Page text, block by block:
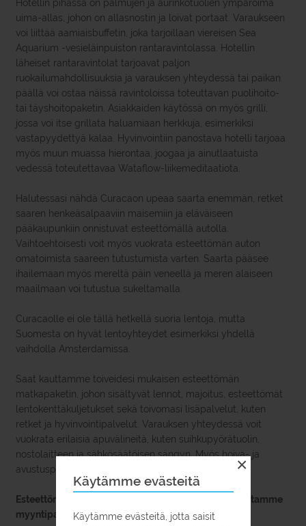
Käytämme evästeitä
Käytämme evästeitä, jotta saisit
×
Hotellin pihassa on palmujen ja aurinkotuolien ympäröimä
uima-allas, johon on allasnostin ja loivat portaat. Varaukseen
voi liittää aamiaisbuffetin, joka tarjoillaan viereisen Sea
Aquarium -vesieläinpuiston rantaravintolassa. Hotellin
läheiset rantaravintolat tarjoavat paljon
ruokailumahdollisuuksia ja varauksen yhteydessä tai paikan
päällä voi ostaa näissä ravintoloissa toteuttavan puolihoito-
tai täyshoitopaketin. Asiakkaiden käytössä on myös grilli,
jossa voi itse grillata haluamiaan herkkuja, esimerkiksi
vastapyydettyä kalaa. Hyvinvointiin panostava hotelli tarjoaa
myös muun muassa hierontaa, joogaa ja ainutlaatuista
vedessä toteutettavaa Wataflow-liikemeditaatiota.
Halutessasi nähdä Curacaon upeaa saarta enemmän, retket
saaren henkeäsalpaaviin maisemiin ja eläväiseen
pääkaupunkiin onnistuvat esteettömällä autolla.
Vaihtoehtoisesti voit myös vuokrata esteettömän auton
omatoimista saareen tutustumista varten. Saarta pääsee
ihailemaan myös mereltä päin veneellä ja meren alaiseen
maailmaan voi tutustua sukeltamalla.
Curacaolle ei ole tällä hetkellä suoria lentoja, mutta
Suomesta on hyvät lentoyhteydet esimerkiksi yhdellä
vaihdolla Amsterdamissa.
Saat kauttamme toiveidesi mukaisen esteettömän
matkapaketin, johon sisältyvät lennot, majoitus, esteettömät
lentokenttäkuljetukset sekä toivomasi lisäpalvelut, kuten
retket ja hyvinvointipalvelut. Varauksen yhteydessä voit
vuokrata erilaisia apuvälineitä, kuten suihkupyörätuolin,
nostolaitteen ja sähkösäätöisen sängyn. Myös hoiva- ja
avustuspalveluita on saatavilla.
Esteettömät omatoimimatkat varaat myyntipalvelustamme
myyntipalvelu@matkapojat.fi tai 010 2323 200.